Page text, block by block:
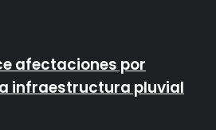
afectaciones por
infraestructura pluvial